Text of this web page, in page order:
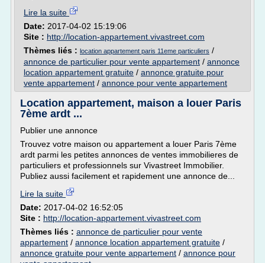
Lire la suite
Date: 2017-04-02 15:19:06
Site : http://location-appartement.vivastreet.com
Thèmes liés : location appartement paris 11eme particuliers /
annonce de particulier pour vente appartement / annonce
location appartement gratuite / annonce gratuite pour
vente appartement / annonce pour vente appartement
Location appartement, maison a louer Paris
7ème ardt ...
Publier une annonce
Trouvez votre maison ou appartement a louer Paris 7ème
ardt parmi les petites annonces de ventes immobilieres de
particuliers et professionnels sur Vivastreet Immobilier.
Publiez aussi facilement et rapidement une annonce de...
Lire la suite
Date: 2017-04-02 16:52:05
Site : http://location-appartement.vivastreet.com
Thèmes liés : annonce de particulier pour vente
appartement / annonce location appartement gratuite /
annonce gratuite pour vente appartement / annonce pour